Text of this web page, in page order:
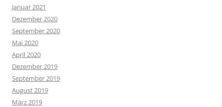
Januar 2021
Dezember 2020
September 2020
Mai 2020
April 2020
Dezember 2019
September 2019
August 2019
März 2019